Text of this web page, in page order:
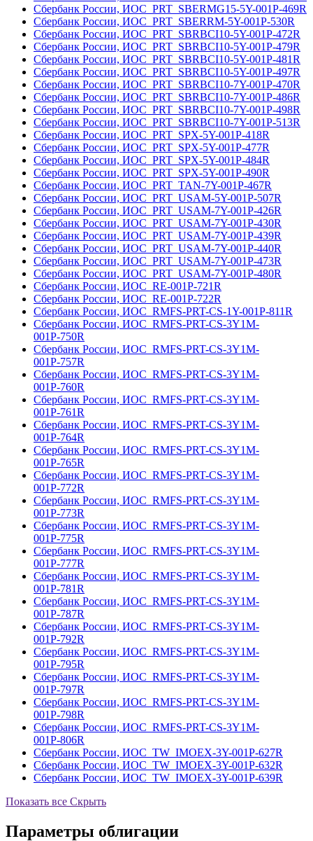
Сбербанк России, ИОС_PRT_SBERMG15-5Y-001Р-469R
Сбербанк России, ИОС_PRT_SBERRM-5Y-001Р-530R
Сбербанк России, ИОС_PRT_SBRBCI10-5Y-001Р-472R
Сбербанк России, ИОС_PRT_SBRBCI10-5Y-001Р-479R
Сбербанк России, ИОС_PRT_SBRBCI10-5Y-001Р-481R
Сбербанк России, ИОС_PRT_SBRBCI10-5Y-001Р-497R
Сбербанк России, ИОС_PRT_SBRBCI10-7Y-001Р-470R
Сбербанк России, ИОС_PRT_SBRBCI10-7Y-001Р-486R
Сбербанк России, ИОС_PRT_SBRBCI10-7Y-001Р-498R
Сбербанк России, ИОС_PRT_SBRBCI10-7Y-001Р-513R
Сбербанк России, ИОС_PRT_SPX-5Y-001Р-418R
Сбербанк России, ИОС_PRT_SPX-5Y-001Р-477R
Сбербанк России, ИОС_PRT_SPX-5Y-001Р-484R
Сбербанк России, ИОС_PRT_SPX-5Y-001Р-490R
Сбербанк России, ИОС_PRT_TAN-7Y-001Р-467R
Сбербанк России, ИОС_PRT_USAM-5Y-001Р-507R
Сбербанк России, ИОС_PRT_USAM-7Y-001Р-426R
Сбербанк России, ИОС_PRT_USAM-7Y-001Р-430R
Сбербанк России, ИОС_PRT_USAM-7Y-001Р-439R
Сбербанк России, ИОС_PRT_USAM-7Y-001Р-440R
Сбербанк России, ИОС_PRT_USAM-7Y-001Р-473R
Сбербанк России, ИОС_PRT_USAM-7Y-001Р-480R
Сбербанк России, ИОС_RE-001Р-721R
Сбербанк России, ИОС_RE-001Р-722R
Сбербанк России, ИОС_RMFS-PRT-CS-1Y-001Р-811R
Сбербанк России, ИОС_RMFS-PRT-CS-3Y1M-
001Р-750R
Сбербанк России, ИОС_RMFS-PRT-CS-3Y1M-
001Р-757R
Сбербанк России, ИОС_RMFS-PRT-CS-3Y1M-
001Р-760R
Сбербанк России, ИОС_RMFS-PRT-CS-3Y1M-
001Р-761R
Сбербанк России, ИОС_RMFS-PRT-CS-3Y1M-
001Р-764R
Сбербанк России, ИОС_RMFS-PRT-CS-3Y1M-
001Р-765R
Сбербанк России, ИОС_RMFS-PRT-CS-3Y1M-
001Р-772R
Сбербанк России, ИОС_RMFS-PRT-CS-3Y1M-
001Р-773R
Сбербанк России, ИОС_RMFS-PRT-CS-3Y1M-
001Р-775R
Сбербанк России, ИОС_RMFS-PRT-CS-3Y1M-
001Р-777R
Сбербанк России, ИОС_RMFS-PRT-CS-3Y1M-
001Р-781R
Сбербанк России, ИОС_RMFS-PRT-CS-3Y1M-
001Р-787R
Сбербанк России, ИОС_RMFS-PRT-CS-3Y1M-
001Р-792R
Сбербанк России, ИОС_RMFS-PRT-CS-3Y1M-
001Р-795R
Сбербанк России, ИОС_RMFS-PRT-CS-3Y1M-
001Р-797R
Сбербанк России, ИОС_RMFS-PRT-CS-3Y1M-
001Р-798R
Сбербанк России, ИОС_RMFS-PRT-CS-3Y1M-
001Р-806R
Сбербанк России, ИОС_TW_IMOEX-3Y-001Р-627R
Сбербанк России, ИОС_TW_IMOEX-3Y-001Р-632R
Сбербанк России, ИОС_TW_IMOEX-3Y-001Р-639R
Показать все Скрыть
Параметры облигации